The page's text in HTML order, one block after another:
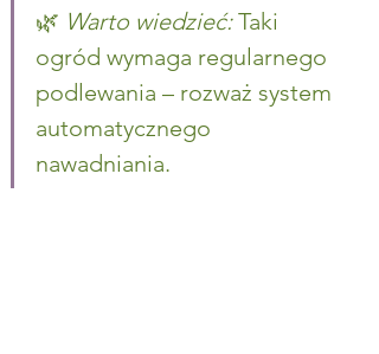
🌿 Warto wiedzieć: Taki
ogród wymaga regularnego
podlewania – rozważ system
automatycznego
nawadniania.